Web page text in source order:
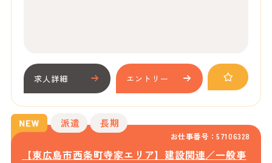
求人詳細 エントリー
お仕事番号：57106328
派遣 長期
【東広島市西条町寺家エリア】建設関連／一般事